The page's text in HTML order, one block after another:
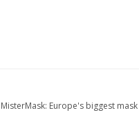
MisterMask: Europe's biggest